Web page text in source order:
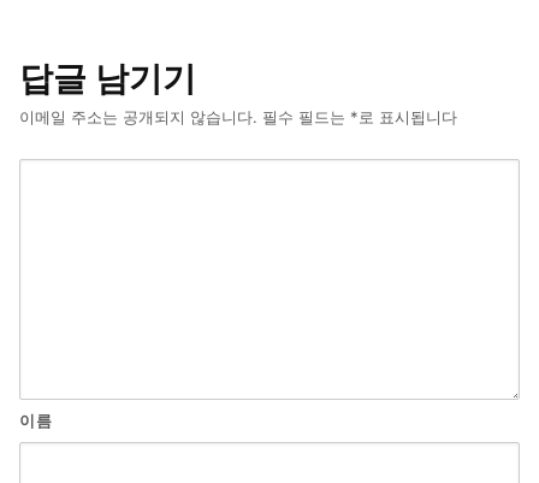
답글 남기기
이메일 주소는 공개되지 않습니다. 필수 필드는 *로 표시됩니다
이름